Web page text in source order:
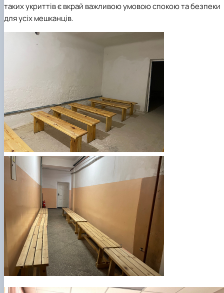
таких укриттів є вкрай важливою умовою спокою та безпеки
для усіх мешканців.